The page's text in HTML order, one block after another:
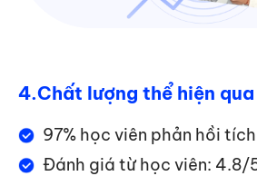
4.Chất lượng thể hiện
97% học viên phản hồi
Đánh giá từ học viên: 4.8/